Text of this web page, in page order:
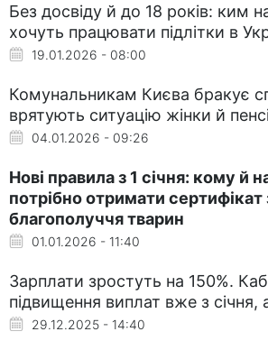
Без досвіду й до 18 років: ким
хочуть працювати підлітки в
19.01.2026 - 08:00
Комунальникам Києва бракує
врятують ситуацію жінки й
04.01.2026 - 09:26
Нові правила з 1 січня: кому й
потрібно отримати сертифікат
благополуччя тварин
01.01.2026 - 11:40
Зарплати зростуть на 150%.
підвищення виплат вже з січня,
29.12.2025 - 14:40